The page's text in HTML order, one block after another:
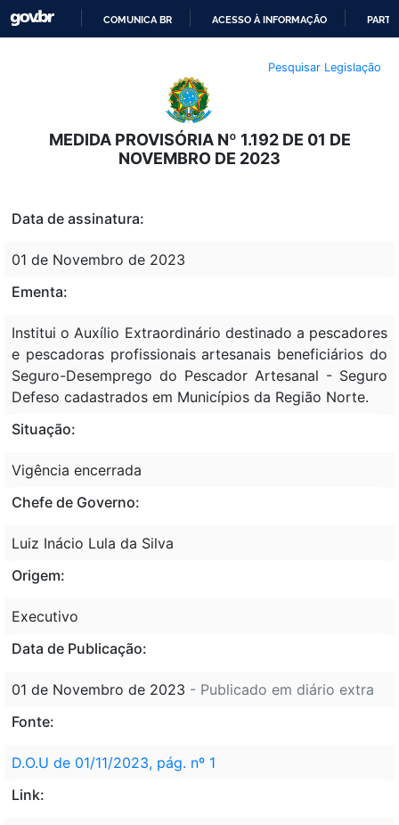
O
CONTEÚDO
COMUNICA BR ACESSO À INFORMAÇÃO
Pesquisar Legislação
MEDIDA PROVISÓRIA Nº 1.192 DE 01 DE
NOVEMBRO DE 2023
Data de assinatura:
01 de Novembro de 2023
Ementa:
Institui o Auxílio Extraordinário destinado a pescadores
e pescadoras profissionais artesanais beneficiários do
Seguro-Desemprego do Pescador Artesanal - Seguro
Defeso cadastrados em Municípios da Região Norte.
Situação:
Vigência encerrada
Chefe de Governo:
Luiz Inácio Lula da Silva
Origem:
Executivo
Data de Publicação:
01 de Novembro de 2023 - Publicado em diário extra
Fonte:
D.O.U de 01/11/2023, pág. nº 1
Link: